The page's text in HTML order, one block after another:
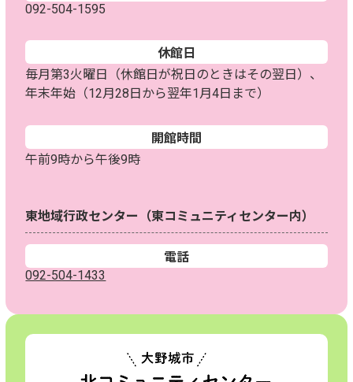
092-504-1595
休館日
毎月第3火曜日（休館日が祝日のときはその翌日）、
年末年始（12月28日から翌年1月4日まで）
開館時間
午前9時から午後9時
東地域行政センター（東コミュニティセンター内）
電話
092-504-1433